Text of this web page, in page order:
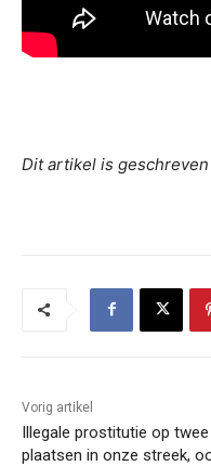
Dit artikel is
Vorig artikel
Illegale prostitutie op twee
plaatsen in onze streek,